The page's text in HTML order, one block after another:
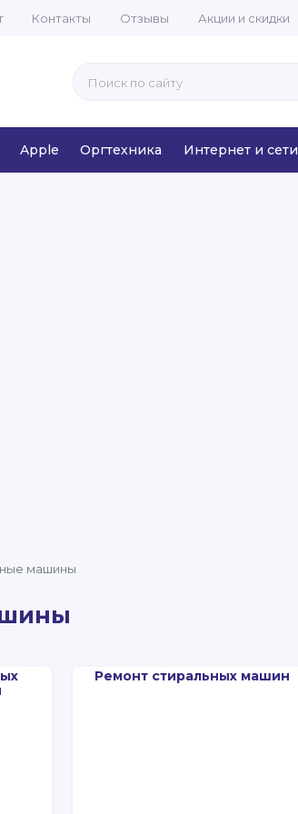
Контакты Отзывы Акции и скидки
Apple Оргтехника Интернет и сети
машины
Ремонт стиральных машин